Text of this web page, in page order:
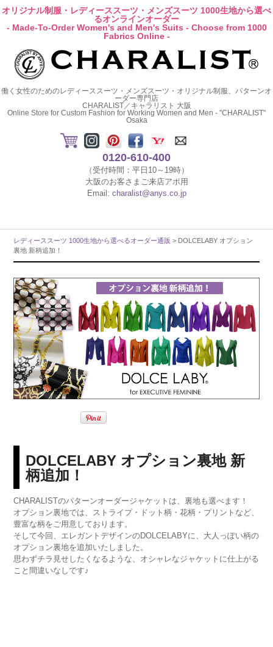
オリジナル制服・レディーススーツ・メンズスーツ 1000生地から選べ
るオンラインオーダー
- Made-To-Order Women's and Men's Suits - Choose from 1000
Fabrics Online -
働く女性のためのレディーススーツ・メンズスーツ・オリジナル制服、パターンオ
ーダー専門店
CHARALIST／キャラリスト 大阪
Online Store for Custom Fashion for Working Women and Men - "CHARALIST"
Osaka
0120-610-400
（受付時間：平日10～19時）
大阪のお客さまご来店アポ用
Email: charalist@anys.co.jp
レディーススーツ 1000生地から選べるオーダー通販 > DOLCELABY オプション
裏地 新柄追加！
DOLCELABY オプション裏地 新
柄追加！
CHARALISTのパターンオーダージャケットは、裏地も選べます！
オプション裏地では、ストライプ・ドット柄・花柄・プリントなど、
豊富な柄をご用意しております。
そして今回、エレガントデザインのDOLCELABYに、大人っぽい柄の
オプション裏地を追加いたしました。
思わずチラ見せしたくなるような、オシャレなジャケットに仕上がる
こと間違いなしです♪